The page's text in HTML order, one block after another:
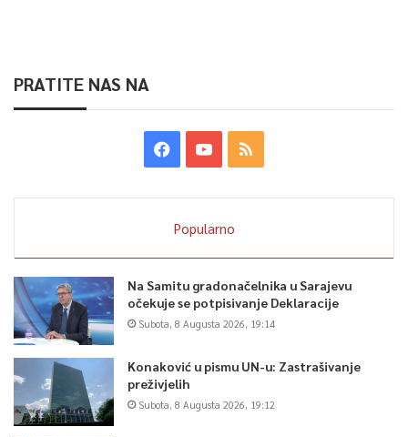
PRATITE NAS NA
Popularno
Na Samitu gradonačelnika u Sarajevu
očekuje se potpisivanje Deklaracije
Subota, 8 Augusta 2026, 19:14
Konaković u pismu UN-u: Zastrašivanje
preživjelih
Subota, 8 Augusta 2026, 19:12